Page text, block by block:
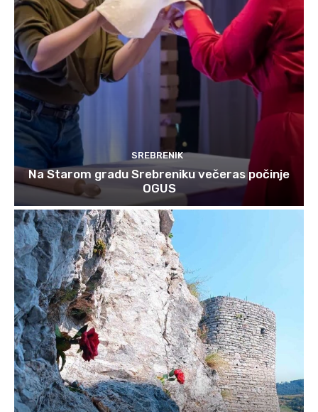
SREBRENIK
Na Starom gradu Srebreniku večeras počinje
OGUS